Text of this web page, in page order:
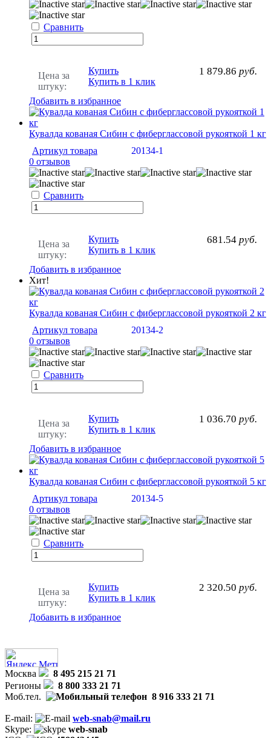
Сравнить
Цена за
штуку:
1 879.86 руб.
Купить
Купить в 1 клик
Добавить в избранное
Кувалда кованая Сибин с фиберглассовой рукояткой 1 кг
Артикул товара
20134-1
0 отзывов
Сравнить
Цена за
штуку:
681.54 руб.
Купить
Купить в 1 клик
Добавить в избранное
Хит!
Кувалда кованая Сибин с фиберглассовой рукояткой 2 кг
Артикул товара
20134-2
0 отзывов
Сравнить
Цена за
штуку:
1 036.70 руб.
Купить
Купить в 1 клик
Добавить в избранное
Кувалда кованая Сибин с фиберглассовой рукояткой 5 кг
Артикул товара
20134-5
0 отзывов
Сравнить
Цена за
штуку:
2 320.50 руб.
Купить
Купить в 1 клик
Добавить в избранное
Москва
8 495 215 21 71
Регионы
8 800 333 21 71
Моб.тел.
8 916 333 21 71
E-mail:
web-snab@mail.ru
Skype:
web-snab